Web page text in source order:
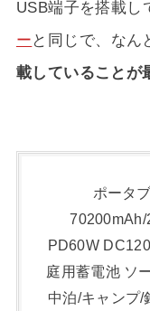
USB端子を搭載し
ー と同じで、なん
載していることが
ポータ
70200mAh/
PD60W
庭用蓄電池 ソ
中泊/キャンプ/